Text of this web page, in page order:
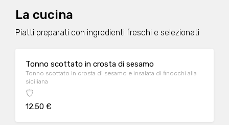
La cucina
Piatti preparati con ingredienti freschi e selezionati
Tonno scottato in crosta di sesamo
Tonno scottato in crosta di sesamo e insalata di finocchi alla
siciliana
12.50 €